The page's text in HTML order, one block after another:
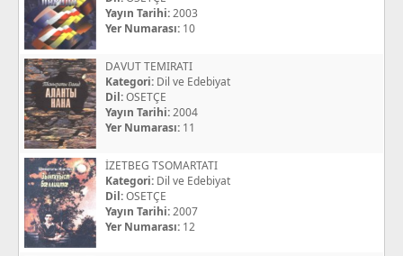
Yayın Tarihi:2003
Yer Numarası: 10
DAVUT TEMIRATI
Kategori: Dil ve Edebiyat
Dil:OSETÇE
Yayın Tarihi:2004
Yer Numarası: 11
İZETBEG TSOMARTATI
Kategori: Dil ve Edebiyat
Dil:OSETÇE
Yayın Tarihi:2007
Yer Numarası: 12